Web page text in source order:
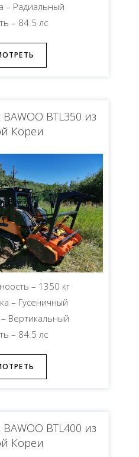
– Радиальный
– 84.5 лс
BTL350 из
Кореи
– 1350 кг
– Гусеничный
Вертикальный
– 84.5 лс
BTL400 из
Кореи